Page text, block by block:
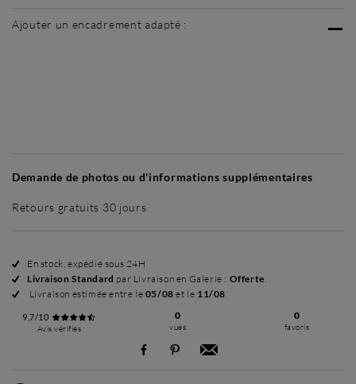
Ajouter un encadrement adapté :
Demande de photos ou d'informations supplémentaires
Retours gratuits 30 jours
En stock, expédié sous 24H
Livraison Standard par Livraison en Galerie : Offerte.
Livraison estimée entre le 05/08 et le 11/08
9,7/10
Avis vérifiés
0
vues
0
favoris